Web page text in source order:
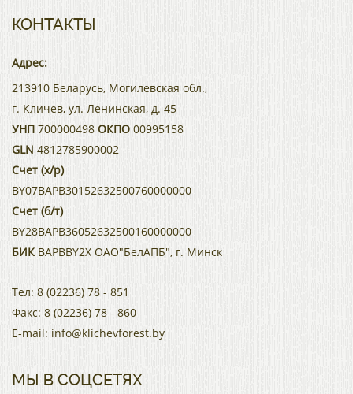
КОНТАКТЫ
Адрес:
213910 Беларусь, Могилевская обл.,
г. Кличев, ул. Ленинская, д. 45
УНП 700000498 ОКПО 00995158
GLN 4812785900002
Счет (х/р)
BY07BAPB30152632500760000000
Счет (б/т)
BY28BAPB36052632500160000000
БИКBAPBBY2X ОАО"БелАПБ", г. Минск
Тел: 8 (02236) 78 - 851
Факс: 8 (02236) 78 - 860
E-mail: info@klichevforest.by
МЫ В СОЦСЕТЯХ